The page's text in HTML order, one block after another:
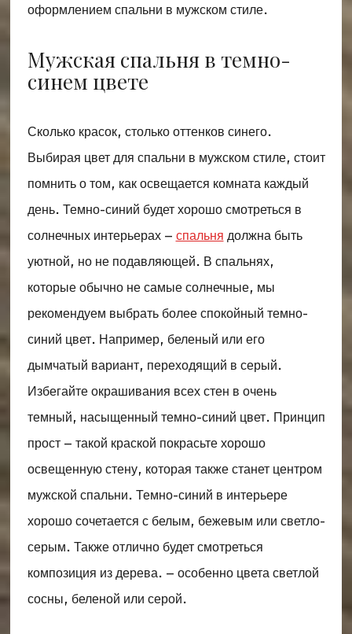
оформлением спальни в мужском стиле.
Мужская спальня в темно-
синем цвете
Сколько красок, столько оттенков синего.
Выбирая цвет для спальни в мужском стиле, стоит
помнить о том, как освещается комната каждый
день. Темно-синий будет хорошо смотреться в
солнечных интерьерах – спальня должна быть
уютной, но не подавляющей. В спальнях,
которые обычно не самые солнечные, мы
рекомендуем выбрать более спокойный темно-
синий цвет. Например, беленый или его
дымчатый вариант, переходящий в серый.
Избегайте окрашивания всех стен в очень
темный, насыщенный темно-синий цвет. Принцип
прост – такой краской покрасьте хорошо
освещенную стену, которая также станет центром
мужской спальни. Темно-синий в интерьере
хорошо сочетается с белым, бежевым или светло-
серым. Также отлично будет смотреться
композиция из дерева. – особенно цвета светлой
сосны, беленой или серой.